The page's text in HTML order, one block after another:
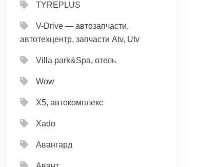
TYREPLUS
V-Drive — автозапчасти,
автотехцентр, запчасти Atv, Utv
Villa park&Spa, отель
Wow
X5, автокомплекс
Xado
Авангард